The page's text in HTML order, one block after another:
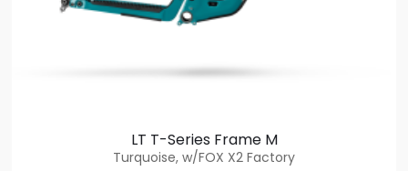
LT T-Series Frame M
Turquoise, w/FOX X2 Factory